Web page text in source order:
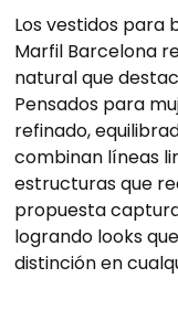
Los vestidos para
Marfil Barcelona
natural que
Pensados para
refinado,
combinan líneas
estructuras que
propuesta
logrando looks
distinción en